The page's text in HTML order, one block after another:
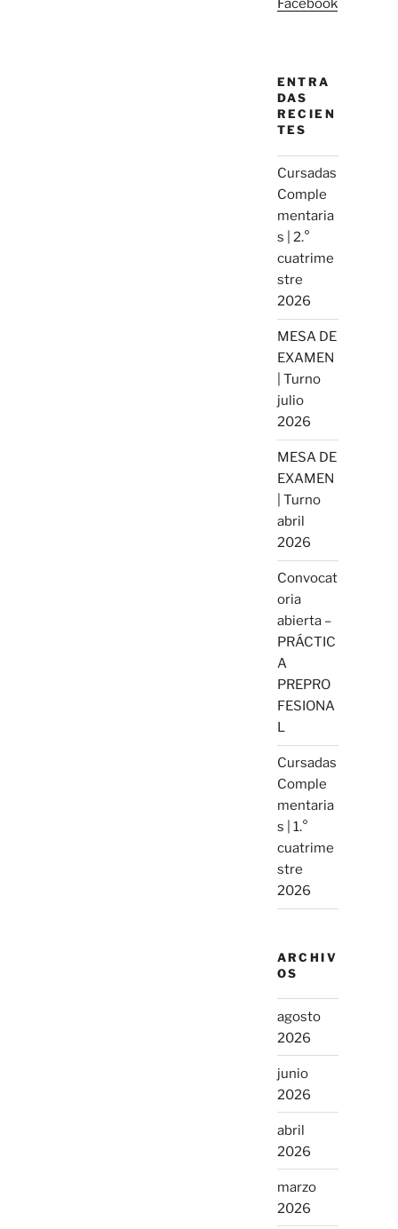
ENTRA
DAS
RECIEN
TES
Cursadas
Comple
mentaria
s | 2.°
cuatrime
stre
2026
MESA DE
EXAMEN
| Turno
julio
2026
MESA DE
EXAMEN
| Turno
abril
2026
Convocat
oria
abierta –
PRÁCTIC
A
PREPRO
FESIONA
L
Cursadas
Comple
mentaria
s | 1.°
cuatrime
stre
2026
ARCHIV
OS
agosto
2026
junio
2026
abril
2026
marzo
2026